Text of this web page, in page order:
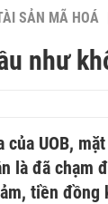
SẢN MÃ HOÁ
như
của UOB,
là đã chạm
tiền